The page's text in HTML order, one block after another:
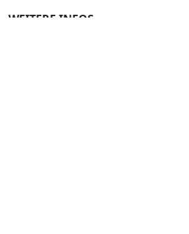
WEITERE INFOS